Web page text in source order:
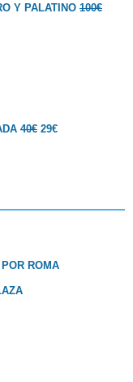
Y PALATINO 100€
40€ 29€
ROMA